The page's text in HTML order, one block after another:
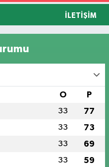
İLETIŞIM
O P
33 77
33 73
33 69
33 59